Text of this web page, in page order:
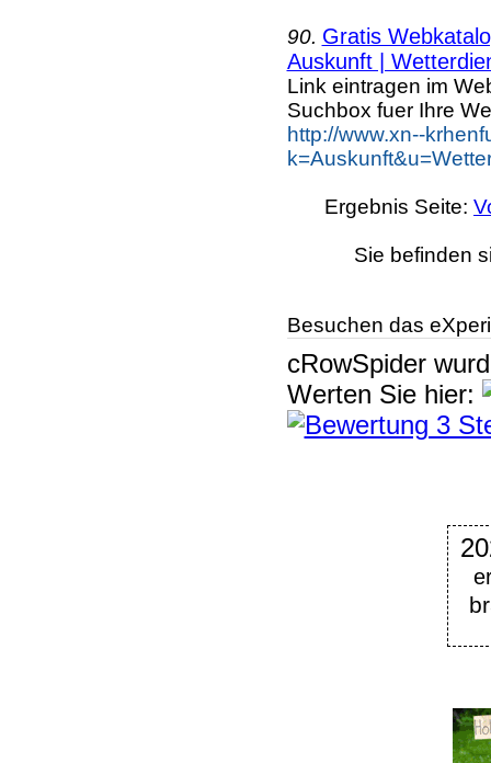
90. Gratis
Auskunft |
Link eintragen im
Suchbox fuer Ihre
http://www.xn--
Ergebnis Seite:
Sie befinden
Besuchen das
cRowSpider
Werten Sie hier: